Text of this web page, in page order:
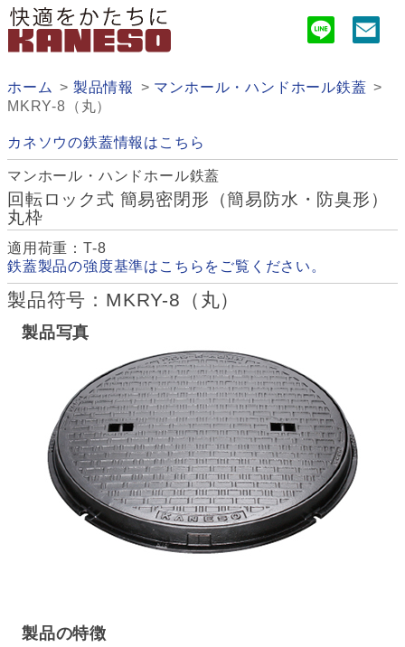
ホーム 製品情報
マンホール・ハンドホール鉄蓋
MKRY-8（丸）
カネソウの鉄蓋情報はこちら
マンホール・ハンドホール鉄蓋
回転ロック式 簡易密閉形（簡易防水・防臭形）
丸枠
適用荷重：T-8
鉄蓋製品の強度基準はこちらをご覧ください。
製品符号：MKRY-8（丸）
製品写真
製品の特徴